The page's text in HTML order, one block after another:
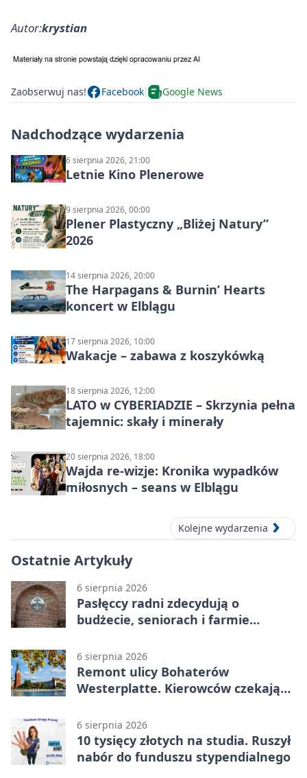
Autor:krystian
Zaobserwuj nas! Facebook Google News
Nadchodzące wydarzenia
6 sierpnia 2026, 21:00
Letnie Kino Plenerowe
9 sierpnia 2026, 00:00
Plener Plastyczny „Bliżej Natury”
2026
14 sierpnia 2026, 20:00
The Harpagans & Burnin’ Hearts
koncert w Elblągu
17 sierpnia 2026, 10:00
Wakacje – zabawa z koszykówką
18 sierpnia 2026, 12:00
LATO w CYBERIADZIE – Skrzynia pełna
tajemnic: skały i minerały
20 sierpnia 2026, 18:00
Wajda re-wizje: Kronika wypadków
miłosnych – seans w Elblągu
Kolejne wydarzenia
Ostatnie Artykuły
6 sierpnia 2026
Pasłęccy radni zdecydują o
budżecie, seniorach i farmie
6 sierpnia 2026
Remont ulicy Bohaterów
Westerplatte. Kierowców czekają
6 sierpnia 2026
10 tysięcy złotych na studia. Ruszył
nabór do funduszu stypendialnego